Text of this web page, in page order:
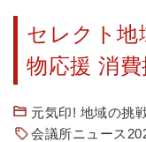
セレクト地
物応援 消
元気印! 地域の挑
会議所ニュース